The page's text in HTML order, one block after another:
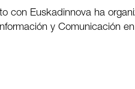
con Euskadinnova ha
y Comunicación